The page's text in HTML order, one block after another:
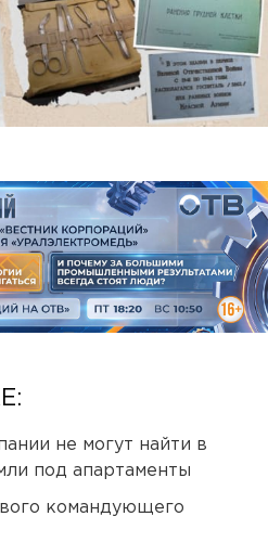
не могут найти в
под апартаменты
командующего